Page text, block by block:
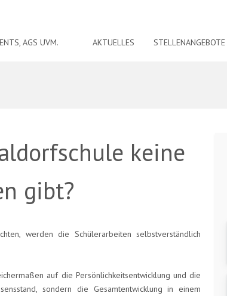
AGS UVM. AKTUELLES STELLENANGEBOTE
keine
gibt?
werden die Schülerarbeiten selbstverständlich
auf die Persönlichkeitsentwicklung und die
sondern die Gesamtentwicklung in einem